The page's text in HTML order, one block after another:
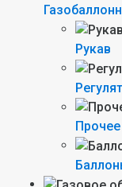
Рукав
Прочее